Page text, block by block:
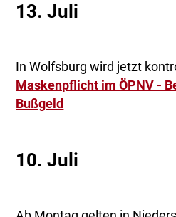
13. Juli
In Wolfsburg wird jetzt
Maskenpflicht im ÖPNV -
Bußgeld
10. Juli